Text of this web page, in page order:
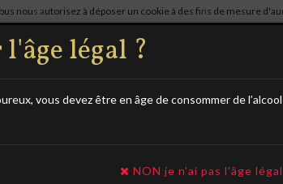
nous autorisez à déposer un cookie à des fins de mesure
légal ?
vous devez être en âge de consommer de
NON je n'ai pas l'âge légal